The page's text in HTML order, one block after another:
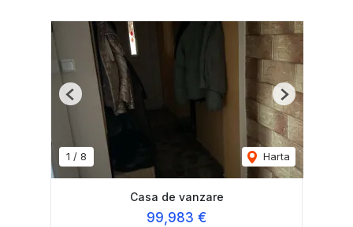
1 / 8 Harta
Previous Next
Casa de vanzare
99,983 €